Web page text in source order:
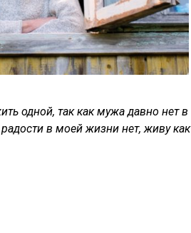
одной, так как мужа давно нет в
в моей жизни нет, живу как